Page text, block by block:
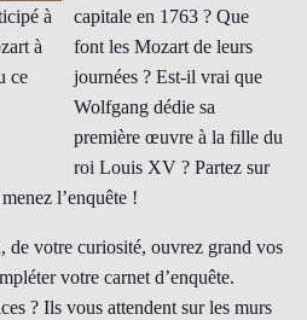
à
à
ce
capitale en 1763 ? Que
font les Mozart de leurs
journées ? Est-il vrai que
Wolfgang dédie sa
première œuvre à la fille du
roi Louis XV ? Partez sur
l’enquête !
de votre curiosité, ouvrez grand vos
votre carnet d’enquête.
? Ils vous attendent sur les murs